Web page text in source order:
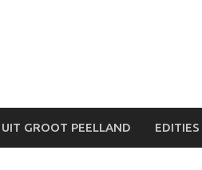
GROOT PEELLAND EDITIES